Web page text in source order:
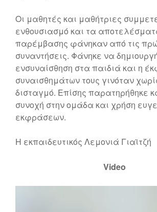
Οι μαθητές και μαθήτριες
ενθουσιασμό και τα
παρέμβασης φάνηκαν από τις
συναντήσεις. Φάνηκε να
ενσυναίσθηση στα παιδιά και η
συναισθημάτων τους γινόταν
δισταγμό. Επίσης παρατηρήθηκε
συνοχή στην ομάδα και χρήση
εκφράσεων.
Η εκπαιδευτικός Λεμονιά Γιαϊτζή
Video